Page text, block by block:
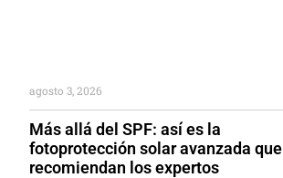
Más allá del SPF: así es la
fotoprotección solar avanzada que
recomiendan los expertos
agosto 3, 2026